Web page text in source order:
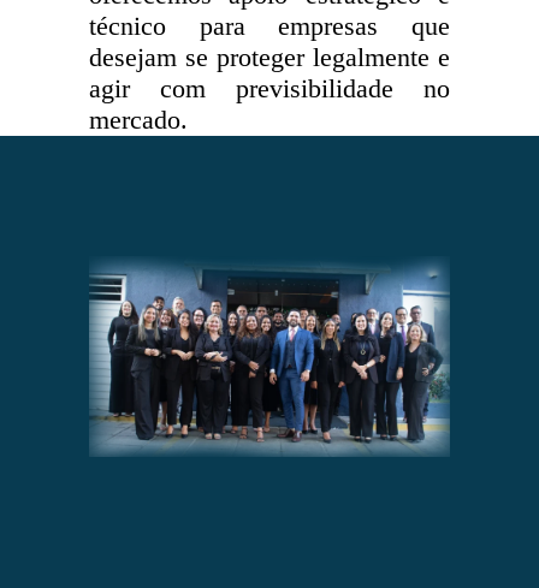
técnico para empresas que
desejam se proteger legalmente e
agir com previsibilidade no
mercado.